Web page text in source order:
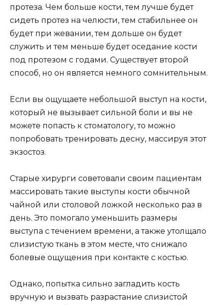
протеза. Чем больше кости, тем лучше будет
сидеть протез на челюсти, тем стабильнее он
будет при жевании, тем дольше он будет
служить и тем меньше будет оседание кости
под протезом с годами. Существует второй
способ, но он является немного сомнительным.
Если вы ощущаете небольшой выступ на кости,
который не вызывает сильной боли и вы не
можете попасть к стоматологу, то можно
попробовать тренировать десну, массируя этот
экзостоз.
Старые хирурги советовали своим пациентам
массировать такие выступы кости обычной
чайной или столовой ложкой несколько раз в
день. Это помогало уменьшить размеры
выступа с течением времени, а также утолщало
слизистую ткань в этом месте, что снижало
болевые ощущения при контакте с костью.
Однако, попытка сильно загладить кость
вручную и вызвать разрастание слизистой